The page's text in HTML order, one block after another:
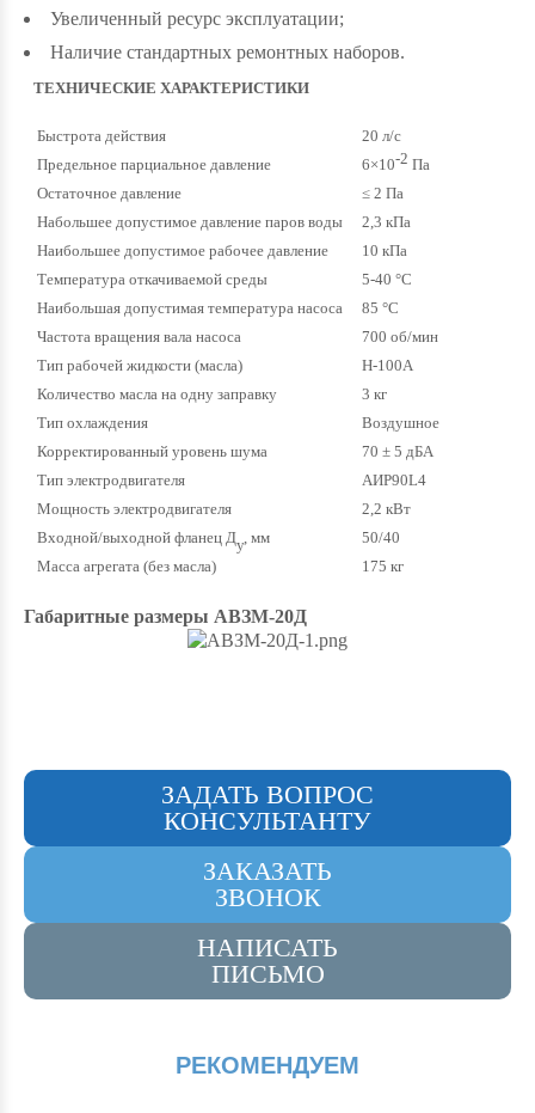
Увеличенный ресурс эксплуатации;
Наличие стандартных ремонтных наборов.
ТЕХНИЧЕСКИЕ ХАРАКТЕРИСТИКИ
Быстрота действия
20 л/с
Предельное парциальное давление
6×10-2 Па
Остаточное давление
≤ 2 Па
Набольшее допустимое давление паров воды
2,3 кПа
Наибольшее допустимое рабочее давление
10 кПа
Температура откачиваемой среды
5-40 °С
Наибольшая допустимая температура насоса
85 °С
Частота вращения вала насоса
700 об/мин
Тип рабочей жидкости (масла)
Н-100А
Количество масла на одну заправку
3 кг
Тип охлаждения
Воздушное
Корректированный уровень шума
70 ± 5 дБА
Тип электродвигателя
АИР90L4
Мощность электродвигателя
2,2 кВт
Входной/выходной фланец Ду, мм
50/40
Масса агрегата (без масла)
175 кг
Габаритные размеры АВЗМ-20Д
ЗАДАТЬ ВОПРОС
КОНСУЛЬТАНТУ
ЗАКАЗАТЬ
ЗВОНОК
НАПИСАТЬ
ПИСЬМО
РЕКОМЕНДУЕМ